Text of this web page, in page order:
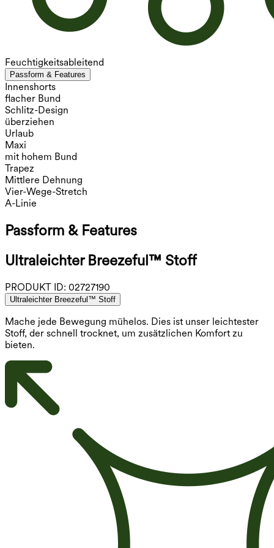
Feuchtigkeitsableitend
Passform & Features
Innenshorts
flacher Bund
Schlitz-Design
überziehen
Urlaub
Maxi
mit hohem Bund
Trapez
Mittlere Dehnung
Vier-Wege-Stretch
A-Linie
Passform & Features
Ultraleichter Breezeful™ Stoff
PRODUKT ID: 02727190
Ultraleichter Breezeful™ Stoff
Mache jede Bewegung mühelos. Dies ist unser leichtester
Stoff, der schnell trocknet, um zusätzlichen Komfort zu
bieten.